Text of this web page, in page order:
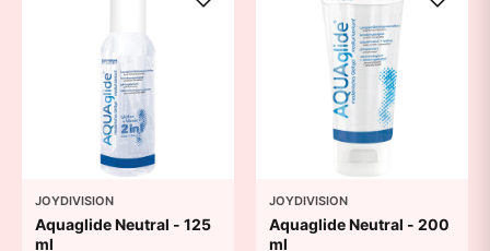
JOYDIVISION
Aquaglide Neutral - 125
ml
JOYDIVISION
Aquaglide Neutral - 200
ml